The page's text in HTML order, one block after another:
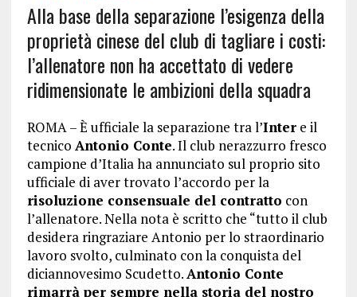
Alla base della separazione l’esigenza della
proprietà cinese del club di tagliare i costi:
l’allenatore non ha accettato di vedere
ridimensionate le ambizioni della squadra
ROMA – È ufficiale la separazione tra l’Intere il
tecnico Antonio Conte. Il club nerazzurro fresco
campione d’Italia ha annunciato sul proprio sito
ufficiale di aver trovato l’accordo per la
risoluzione consensuale del contratto con
l’allenatore. Nella nota è scritto che “tutto il club
desidera ringraziare Antonio per lo straordinario
lavoro svolto, culminato con la conquista del
diciannovesimo Scudetto.Antonio Conte
rimarrà per sempre nella storia del nostro